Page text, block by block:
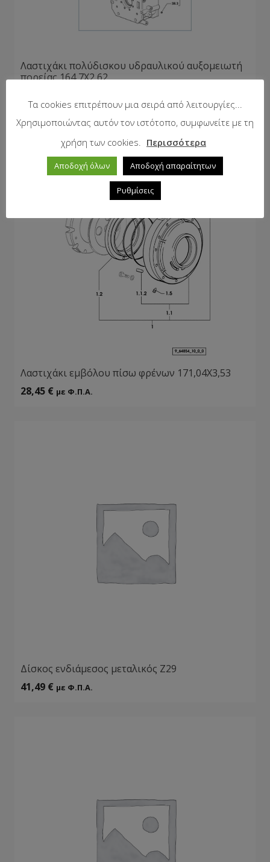
Λαστιχάκι πολύδισκου υδραυλικού αυξομειωτή
πορείας 164,7Χ2,62
Λαστιχάκι εμβόλου πίσω φρένων 171,04Χ3,53
28,45 € με Φ.Π.Α.
Δίσκος ενδιάμεσος μεταλικός Ζ29
41,49 € με Φ.Π.Α.
Τα cookies επιτρέπουν μια σειρά από λειτουργίες...
Χρησιμοποιώντας αυτόν τον ιστότοπο, συμφωνείτε με τη
χρήση των cookies.
Περισσότερα
Αποδοχή όλων Αποδοχή απαραίτητων
Ρυθμίσεις